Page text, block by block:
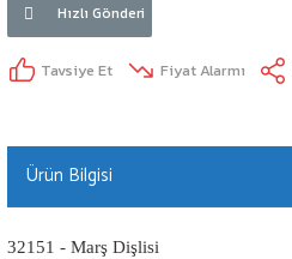
Hızlı Gönderi
Tavsiye Et Fiyat Alarmı
Ürün Bilgisi
32151 - Marş Dişlisi